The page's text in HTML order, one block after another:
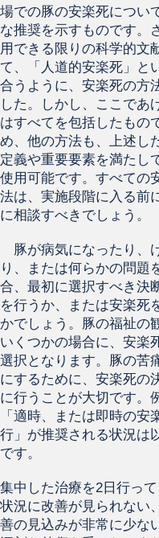
場での豚の安楽死につい
な推奨を示すものです。
用できる限りの科学的文
て、「人道的安楽死」と
合うように、安楽死の方
した。しかし、ここであ
はすべてを包括したもの
め、他の方法も、上述し
定義や重要要素を満たし
使用可能です。すべての
法は、実施段階に入る前
に相談すべきでしょう。
豚が病気になったり、
り、または何らかの問題
合、最初に選択すべき決
を行うか、または安楽死
かでしょう。豚の福祉の
いくつかの場合に、安楽
選択となります。豚の苦
にするために、安楽死の
に行うことが大切です。
「適時、または即時の安
行」が推奨される状況は
です。
集中した治療を2日行っ
状況に改善が見られない
善の見込みが非常に少な